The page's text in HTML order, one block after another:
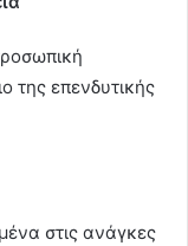
της επενδυτικής
στις ανάγκες